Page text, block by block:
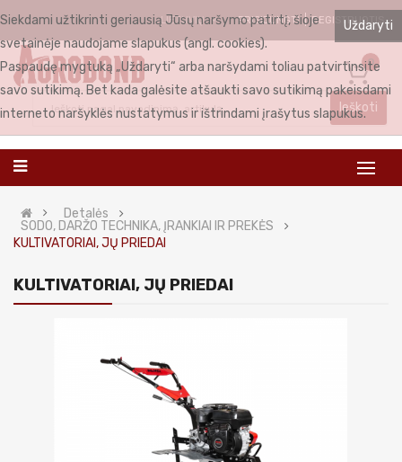
LIETUVIŲ PRISIJUNGTI REGISTRUOTIS
0
Ieškoti
Detalės
SODO, DARŽO TECHNIKA, ĮRANKIAI IR PREKĖS
KULTIVATORIAI, JŲ PRIEDAI
KULTIVATORIAI, JŲ PRIEDAI
Uždaryti
Siekdami užtikrinti geriausią Jūsų naršymo patirtį, šioje
svetainėje naudojame slapukus (angl. cookies).
Paspaudę mygtuką „Uždaryti“ arba naršydami toliau patvirtinsite
savo sutikimą. Bet kada galėsite atšaukti savo sutikimą pakeisdami
interneto naršyklės nustatymus ir ištrindami įrašytus slapukus.